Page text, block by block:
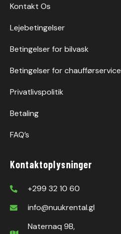
Kontakt Os
Lejebetingelser
Betingelser for bilvask
Betingelser for chaufførservice
Privatlivspolitik
Betaling
FAQ’s
Kontaktoplysninger
+299 32 10 60
info@nuukrental.gl
Naternaq 9B,